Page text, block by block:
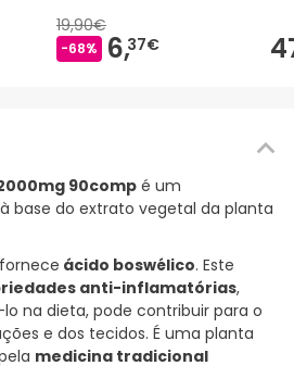
19,90€
-68% 6,37€
90comp é um
base do extrato vegetal da planta
ácido boswélico. Este
anti-inflamatórias,
na dieta, pode contribuir para o
e dos tecidos. É uma planta
medicina tradicional